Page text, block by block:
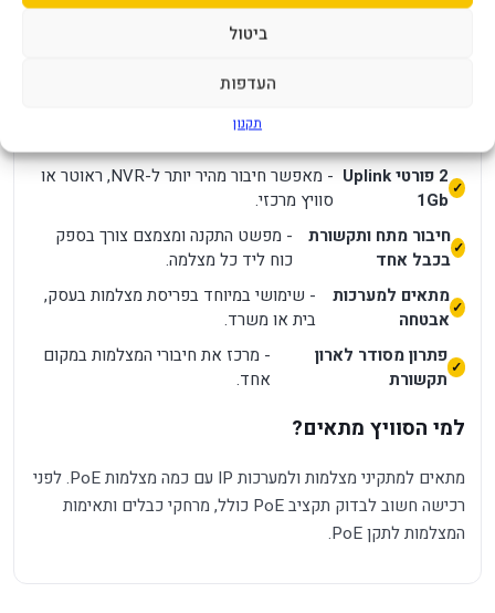
ביטול
העדפות
תקנון
2 פורטי Uplink
1Gb
- מאפשר חיבור מהיר יותר ל-NVR, ראוטר או
סוויץ מרכזי.
חיבור מתח ותקשורת
בכבל אחד
- מפשט התקנה ומצמצם צורך בספק
כוח ליד כל מצלמה.
מתאים למערכות
אבטחה
- שימושי במיוחד בפריסת מצלמות בעסק,
בית או משרד.
פתרון מסודר לארון
תקשורת
- מרכז את חיבורי המצלמות במקום
אחד.
למי הסוויץ מתאים?
מתאים למתקיני מצלמות ולמערכות IP עם כמה מצלמות PoE. לפני
רכישה חשוב לבדוק תקציב PoE כולל, מרחקי כבלים ותאימות
המצלמות לתקן PoE.